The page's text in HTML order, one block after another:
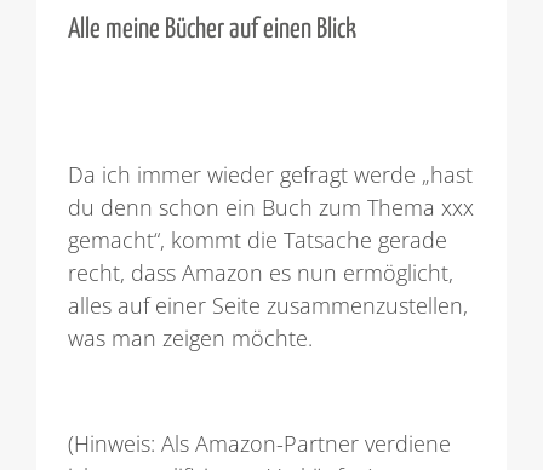
Alle meine Bücher auf einen Blick
Da ich immer wieder gefragt werde „hast
du denn schon ein Buch zum Thema xxx
gemacht“, kommt die Tatsache gerade
recht, dass Amazon es nun ermöglicht,
alles auf einer Seite zusammenzustellen,
was man zeigen möchte.
(Hinweis: Als Amazon-Partner verdiene